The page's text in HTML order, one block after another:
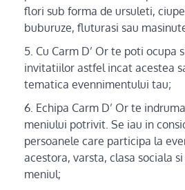
flori sub forma de ursuleti,
buburuze, fluturasi sau
Cu Carm D’ Or te poti ocupa
invitatiilor astfel incat acestea
tematica evennimentului tau;
Echipa Carm D’ Or te
meniului potrivit. Se iau in
persoanele care participa la
acestora, varsta, clasa sociala
meniul;